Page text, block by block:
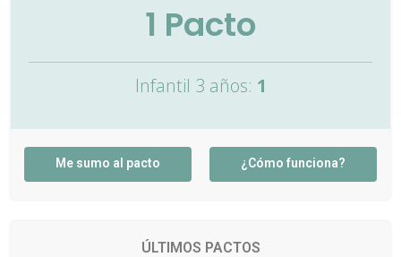
1 Pacto
Infantil 3 años: 1
Me sumo al pacto ¿Cómo funciona?
ÚLTIMOS PACTOS